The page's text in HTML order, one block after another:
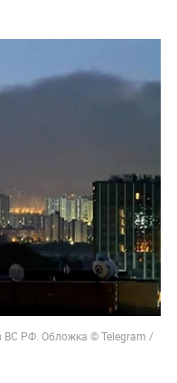
РФ. Обложка © Telegram /